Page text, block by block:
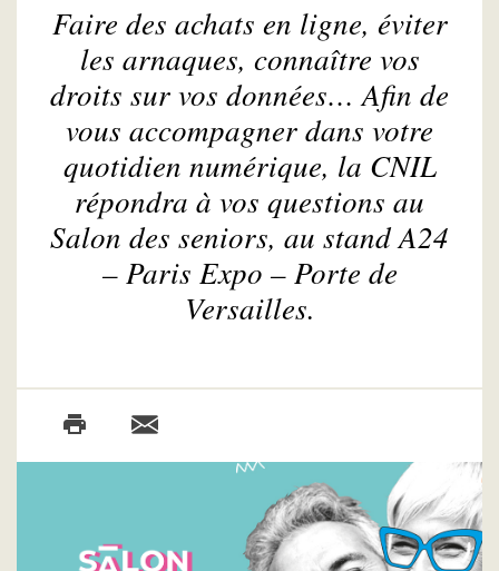
Faire des achats en ligne, éviter
les arnaques, connaître vos
droits sur vos données… Afin de
vous accompagner dans votre
quotidien numérique, la CNIL
répondra à vos questions au
Salon des seniors, au stand A24
– Paris Expo – Porte de
Versailles.